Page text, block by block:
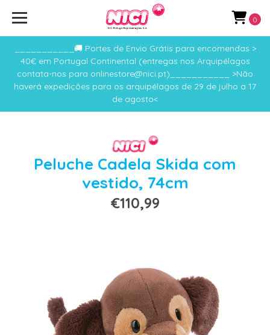
___________🚚 Portes de Envio Grátis para encomendas >
40€ em Portugal Continental (entregas nos Arquipélagos
contata-nos para onlinestore@nici.pt)___________ >Não
haverá expedições para os arquipélagos de 29 de julho a 17
de agosto<
0
Peluche Cadela Skida com
vestido, 74cm
€110,99